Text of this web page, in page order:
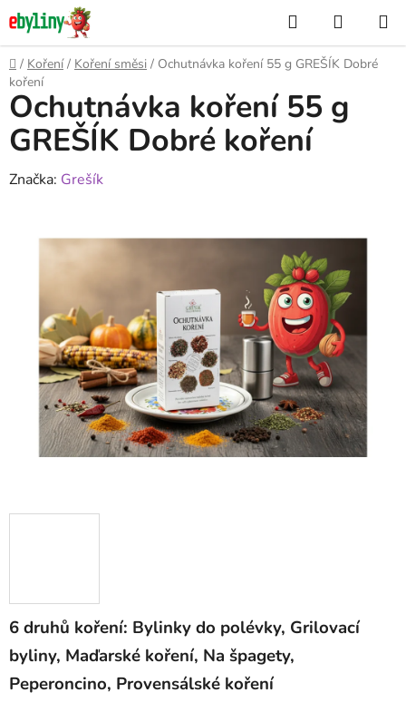
Přejít
na
obsah
Hledat
KOŠÍK
Domů
/ Koření / Koření směsi / Ochutnávka koření 55 g GREŠÍK Dobré
koření
6 druhů koření: Bylinky do polévky, Grilovací
byliny, Maďarské koření, Na špagety,
Peperoncino, Provensálské koření
Ochutnávka koření 55 g
GREŠÍK Dobré koření
Značka: Grešík